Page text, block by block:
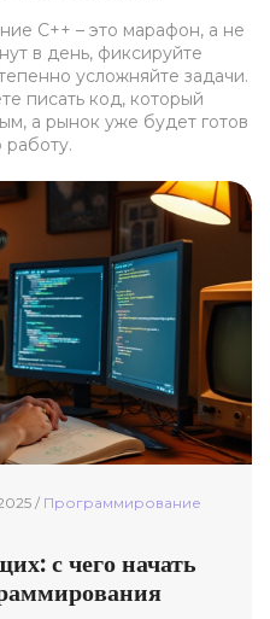
C++ – это марафон, а не
в день, фиксируйте
усложняйте задачи.
писать код, который
а рынок уже будет готов
/ Программирование
с чего начать